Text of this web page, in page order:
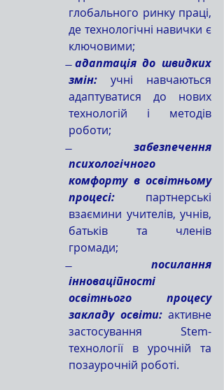
глобального ринку праці,
де технологічні навички є
ключовими;
̶ адаптація до швидких
змін: учні навчаються
адаптуватися до нових
технологій і методів
роботи;
̶ забезпечення
психологічного
комфорту в освітньому
процесі: партнерські
взаємини учителів, учнів,
батьків та членів
громади;
̶ посилання
інноваційності
освітнього процесу
закладу освіти: активне
застосування Stem-
технології в урочній та
позаурочній роботі.